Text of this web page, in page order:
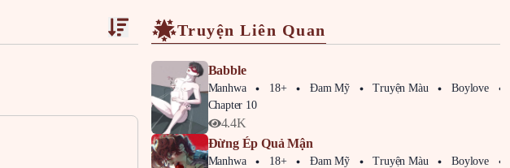
Truyện Liên Quan
Babble
Manhwa 18+ Đam Mỹ Truyện Màu
Boylove
Chapter 10
4.4K
Đừng Ép Quả Mận
Manhwa 18+ Đam Mỹ Truyện Màu
Boylove